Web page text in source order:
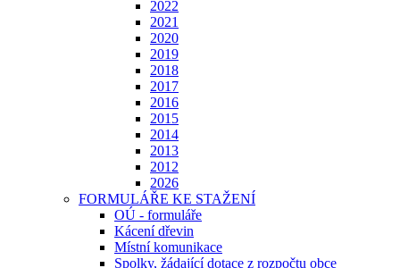
2022
2021
2020
2019
2018
2017
2016
2015
2014
2013
2012
2026
FORMULÁŘE KE STAŽENÍ
OÚ - formuláře
Kácení dřevin
Místní komunikace
Spolky, žádající dotace z rozpočtu obce